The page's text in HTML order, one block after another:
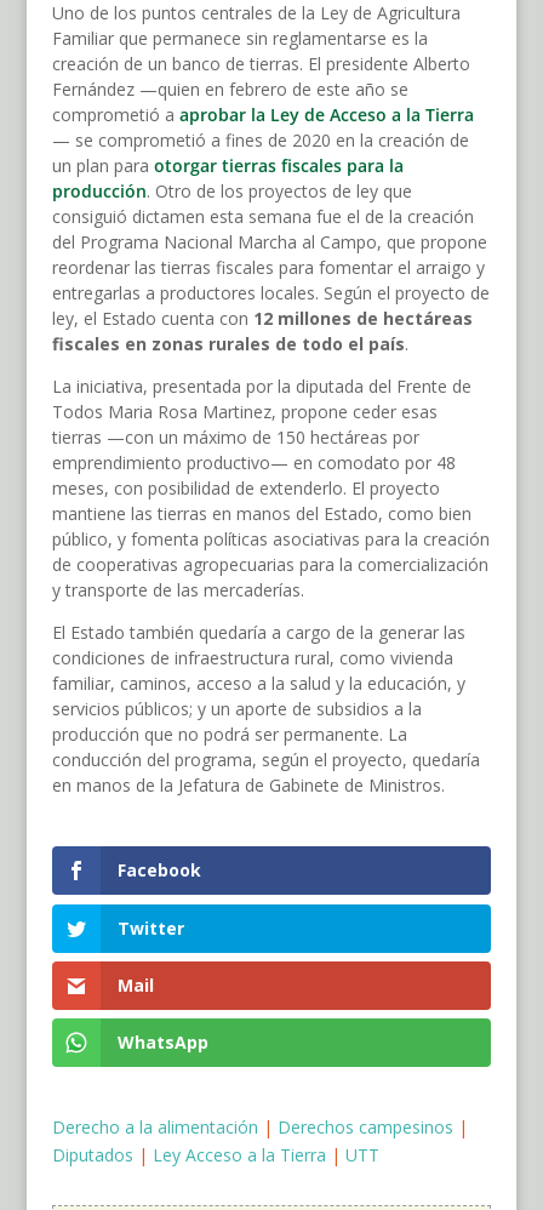
Uno de los puntos centrales de la Ley de Agricultura
Familiar que permanece sin reglamentarse es la
creación de un banco de tierras. El presidente Alberto
Fernández —quien en febrero de este año se
comprometió a aprobar la Ley de Acceso a la Tierra
— se comprometió a fines de 2020 en la creación de
un plan para otorgar tierras fiscales para la
producción. Otro de los proyectos de ley que
consiguió dictamen esta semana fue el de la creación
del Programa Nacional Marcha al Campo, que propone
reordenar las tierras fiscales para fomentar el arraigo y
entregarlas a productores locales. Según el proyecto de
ley, el Estado cuenta con 12 millones de hectáreas
fiscales en zonas rurales de todo el país.
La iniciativa, presentada por la diputada del Frente de
Todos Maria Rosa Martinez, propone ceder esas
tierras —con un máximo de 150 hectáreas por
emprendimiento productivo— en comodato por 48
meses, con posibilidad de extenderlo. El proyecto
mantiene las tierras en manos del Estado, como bien
público, y fomenta políticas asociativas para la creación
de cooperativas agropecuarias para la comercialización
y transporte de las mercaderías.
El Estado también quedaría a cargo de la generar las
condiciones de infraestructura rural, como vivienda
familiar, caminos, acceso a la salud y la educación, y
servicios públicos; y un aporte de subsidios a la
producción que no podrá ser permanente. La
conducción del programa, según el proyecto, quedaría
en manos de la Jefatura de Gabinete de Ministros.
Facebook
Twitter
Mail
WhatsApp
Derecho a la alimentación | Derechos campesinos |
Diputados | Ley Acceso a la Tierra | UTT